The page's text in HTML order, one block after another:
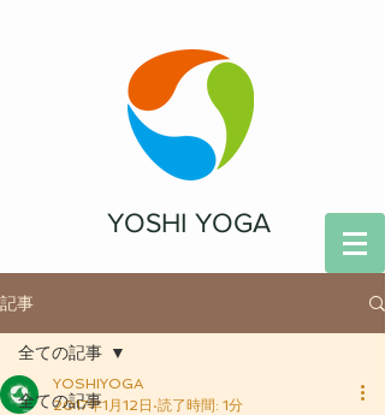
YOSHI YOGA
記事
全ての記事
全ての記事
YOSHIYOGA
2017年1月12日 読了時間: 1分